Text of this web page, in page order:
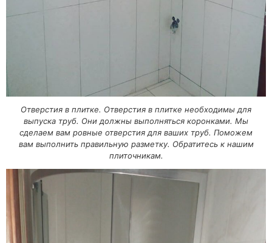
Отверстия в плитке. Отверстия в плитке необходимы для
выпуска труб. Они должны выполняться коронками. Мы
сделаем вам ровные отверстия для ваших труб. Поможем
вам выполнить правильную разметку. Обратитесь к нашим
плиточникам.